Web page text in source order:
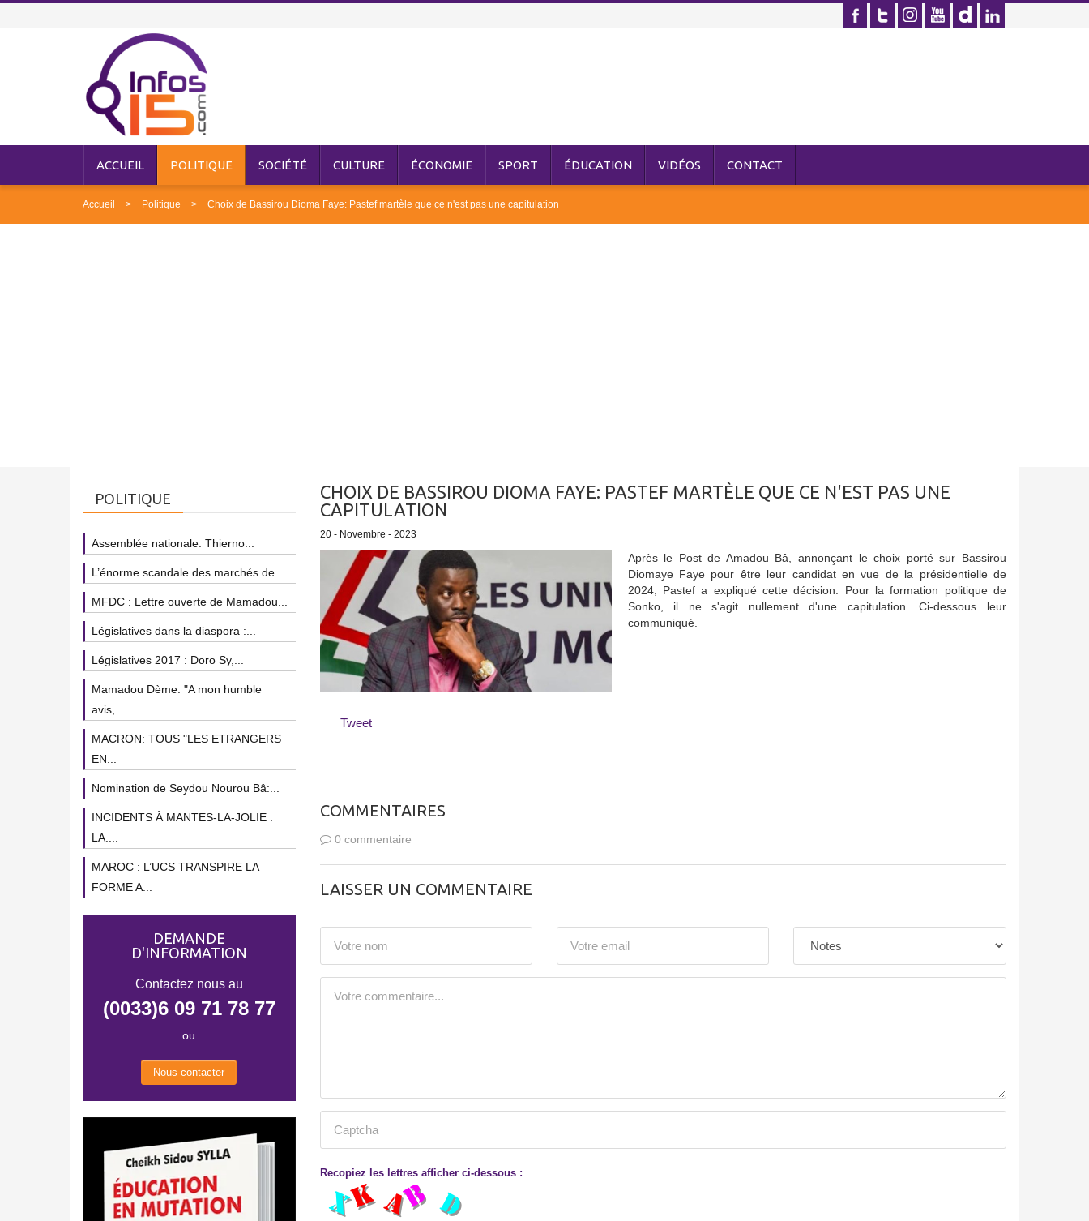
ACCUEIL POLITIQUE SOCIÉTÉ CULTURE ÉCONOMIE SPORT ÉDUCATION VIDÉOS CONTACT
Accueil Politique Choix de Bassirou Dioma Faye: Pastef martèle que ce n'est pas une capitulation
CHOIX DE BASSIROU DIOMA FAYE: PASTEF MARTÈLE QUE CE N'EST PAS UNE
CAPITULATION
20 - Novembre - 2023
Après le Post de Amadou Bâ, annonçant le choix porté sur Bassirou
Diomaye Faye pour être leur candidat en vue de la présidentielle de
2024, Pastef a expliqué cette décision. Pour la formation politique de
Sonko, il ne s'agit nullement d'une capitulation. Ci-dessous leur
communiqué.
Tweet
COMMENTAIRES
0 commentaire
LAISSER UN COMMENTAIRE
Recopiez les lettres afficher ci-dessous :
POLITIQUE
Assemblée nationale: Thierno...
L’énorme scandale des marchés de...
MFDC : Lettre ouverte de Mamadou...
Législatives dans la diaspora :...
Législatives 2017 : Doro Sy,...
Mamadou Dème: "A mon humble
avis,...
MACRON: TOUS "LES ETRANGERS
EN...
Nomination de Seydou Nourou Bâ:...
INCIDENTS À MANTES-LA-JOLIE :
LA....
MAROC : L’UCS TRANSPIRE LA
FORME A...
DEMANDE
D'INFORMATION
Contactez nous au
(0033)6 09 71 78 77
ou
Nous contacter